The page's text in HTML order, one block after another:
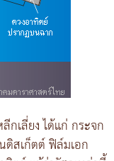
เลี่ยง ได้แก่ กระจก
สเก็ตต์ ฟิล์มเอก